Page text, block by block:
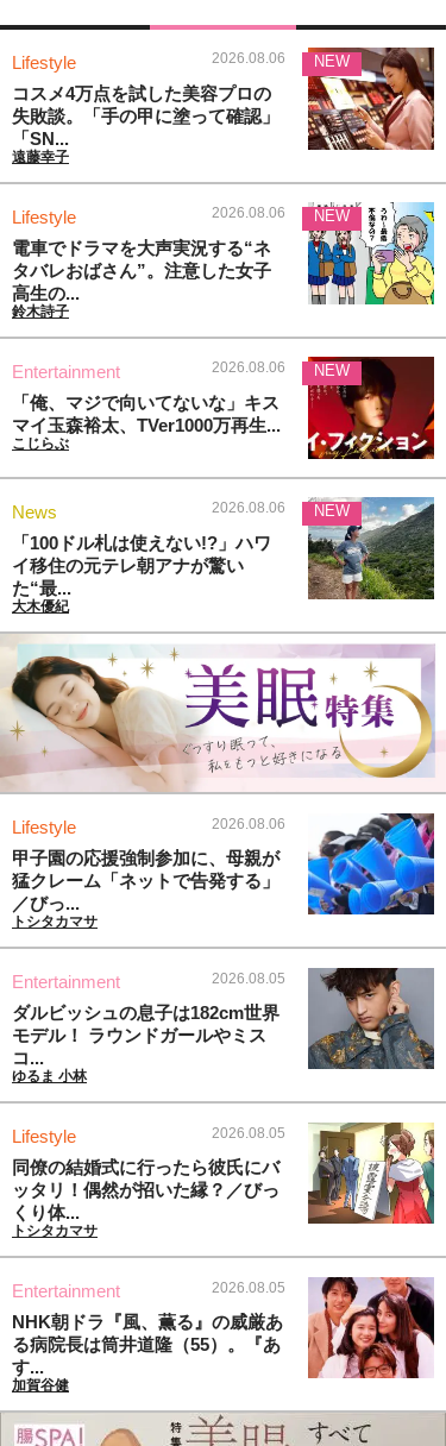
Lifestyle 2026.08.06
コスメ4万点を試した美容プロの
失敗談。「手の甲に塗って確認」
「SN...
遠藤幸子
NEW
Lifestyle 2026.08.06
電車でドラマを大声実況する“ネ
タバレおばさん”。注意した女子
高生の...
鈴木詩子
NEW
Entertainment 2026.08.06
「俺、マジで向いてないな」キス
マイ玉森裕太、TVer1000万再生...
こじらぶ
NEW
News 2026.08.06
「100ドル札は使えない!?」ハワ
イ移住の元テレ朝アナが驚い
た“最...
大木優紀
NEW
Lifestyle 2026.08.06
甲子園の応援強制参加に、母親が
猛クレーム「ネットで告発する」
／びっ...
トシタカマサ
Entertainment 2026.08.05
ダルビッシュの息子は182cm世界
モデル！ ラウンドガールやミス
コ...
ゆるま 小林
Lifestyle 2026.08.05
同僚の結婚式に行ったら彼氏にバ
ッタリ！偶然が招いた縁？／びっ
くり体...
トシタカマサ
Entertainment 2026.08.05
NHK朝ドラ『風、薫る』の威厳あ
る病院長は筒井道隆（55）。『あ
す...
加賀谷健